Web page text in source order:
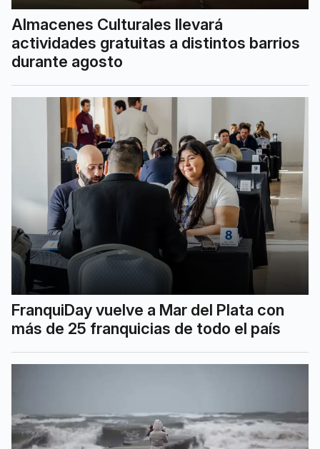
Almacenes Culturales llevará
actividades gratuitas a distintos barrios
durante agosto
FranquiDay vuelve a Mar del Plata con
más de 25 franquicias de todo el país